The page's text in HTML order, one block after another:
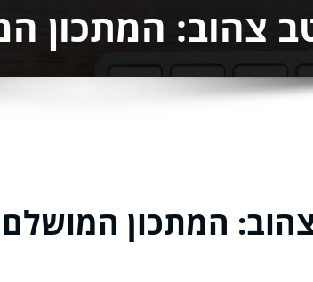
צהוב:
המתכון המושלם